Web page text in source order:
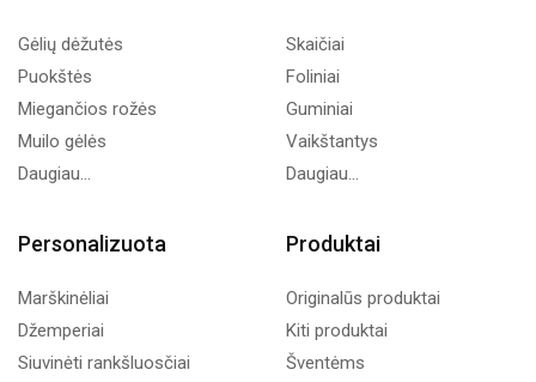
Gėlių dėžutės
Puokštės
Miegančios rožės
Muilo gėlės
Daugiau...
Skaičiai
Foliniai
Guminiai
Vaikštantys
Daugiau...
Personalizuota
Marškinėliai
Džemperiai
Siuvinėti rankšluosčiai
Produktai
Originalūs produktai
Kiti produktai
Šventėms